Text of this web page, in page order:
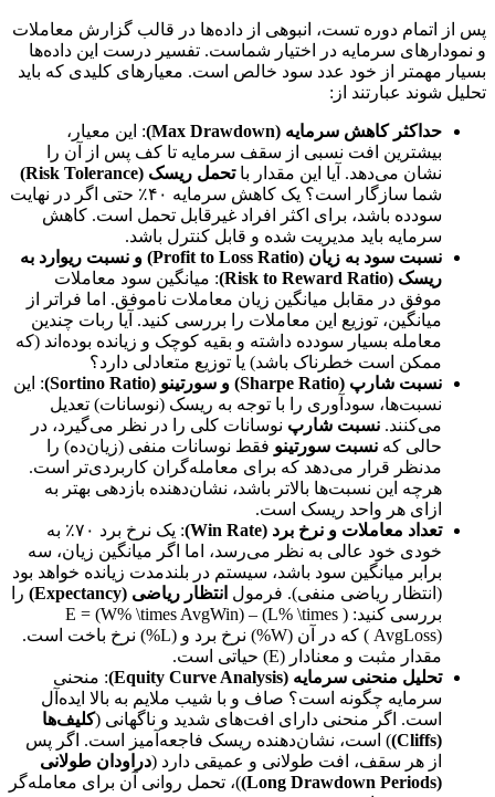
پس از اتمام دوره تست، انبوهی از داده‌ها در قالب گزارش معاملات
و نمودارهای سرمایه در اختیار شماست. تفسیر درست این داده‌ها
بسیار مهمتر از خود عدد سود خالص است. معیارهای کلیدی که باید
تحلیل شوند عبارتند از:
حداکثر کاهش سرمایه (Max Drawdown)
: این معیار،
بیشترین افت نسبی از سقف سرمایه تا کف پس از آن را
نشان می‌دهد. آیا این مقدار باتحمل ریسک (Risk Tolerance)
شما سازگار است؟ یک کاهش سرمایه ۴۰٪ حتی اگر در نهایت
سودده باشد، برای اکثر افراد غیرقابل تحمل است. کاهش
سرمایه باید مدیریت شده و قابل کنترل باشد.
نسبت سود به زیان (Profit to Loss Ratio) و نسبت ریوارد به
ریسک (Risk to Reward Ratio)
: میانگین سود معاملات
موفق در مقابل میانگین زیان معاملات ناموفق. اما فراتر از
میانگین، توزیع این معاملات را بررسی کنید. آیا ربات چندین
معامله بسیار سودده داشته و بقیه کوچک و زیانده بوده‌اند (که
ممکن است خطرناک باشد) یا توزیع متعادلی دارد؟
نسبت شارپ (Sharpe Ratio) و سورتینو (Sortino Ratio)
: این
نسبت‌ها، سودآوری را با توجه به ریسک (نوسانات) تعدیل
می‌کنند. نسبت شارپ نوسانات کلی را در نظر می‌گیرد، در
حالی که نسبت سورتینو فقط نوسانات منفی (زیان‌ده) را
مدنظر قرار می‌دهد که برای معامله‌گران کاربردی‌تر است.
هرچه این نسبت‌ها بالاتر باشد، نشان‌دهنده بازدهی بهتر به
ازای هر واحد ریسک است.
تعداد معاملات و نرخ برد (Win Rate)
: یک نرخ برد ۷۰٪ به
خودی خود عالی به نظر می‌رسد، اما اگر میانگین زیان، سه
برابر میانگین سود باشد، سیستم در بلندمدت زیانده خواهد بود
(انتظار ریاضی منفی). فرمول انتظار ریاضی (Expectancy)
را
بررسی کنید: ( E = (W% \times AvgWin) – (L% \times
AvgLoss) ) که در آن (W%) نرخ برد و (L%) نرخ باخت است.
مقدار مثبت و معنادار (E) حیاتی است.
تحلیل منحنی سرمایه (Equity Curve Analysis)
: منحنی
سرمایه چگونه است؟ صاف و با شیب ملایم به بالا ایده‌آل
است. اگر منحنی دارای افت‌های شدید و ناگهانی (کلیف‌ها
(Cliffs)
) است، نشان‌دهنده ریسک فاجعه‌آمیز است. اگر پس
از هر سقف، افت طولانی و عمیقی دارد (دراودان طولانی
(Long Drawdown Periods)
)، تحمل روانی آن برای معامله‌گر